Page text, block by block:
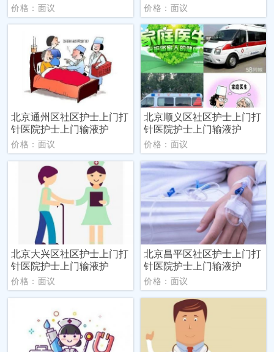
价格：面议 价格：面议
北京通州区社区护士上门打
针医院护士上门输液护
价格：面议
北京顺义区社区护士上门打
针医院护士上门输液护
价格：面议
北京大兴区社区护士上门打
针医院护士上门输液护
价格：面议
北京昌平区社区护士上门打
针医院护士上门输液护
价格：面议